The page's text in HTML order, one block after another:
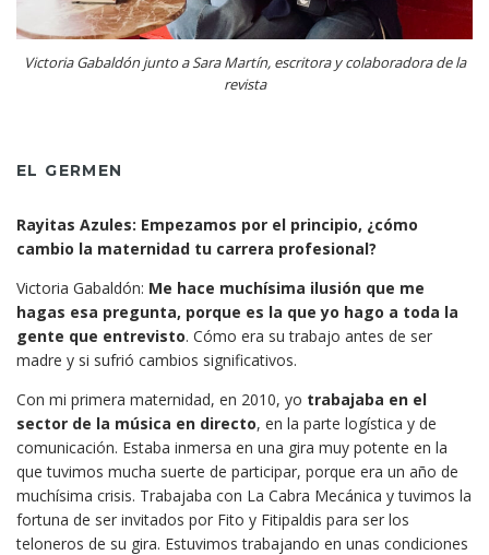
Victoria Gabaldón junto a Sara Martín, escritora y colaboradora de la
revista
EL GERMEN
Rayitas Azules: Empezamos por el principio, ¿cómo
cambio la maternidad tu carrera profesional?
Victoria Gabaldón: Me hace muchísima ilusión que me
hagas esa pregunta, porque es la que yo hago a toda la
gente que entrevisto. Cómo era su trabajo antes de ser
madre y si sufrió cambios significativos.
Con mi primera maternidad, en 2010, yo trabajaba en el
sector de la música en directo, en la parte logística y de
comunicación. Estaba inmersa en una gira muy potente en la
que tuvimos mucha suerte de participar, porque era un año de
muchísima crisis. Trabajaba con La Cabra Mecánica y tuvimos la
fortuna de ser invitados por Fito y Fitipaldis para ser los
teloneros de su gira. Estuvimos trabajando en unas condiciones